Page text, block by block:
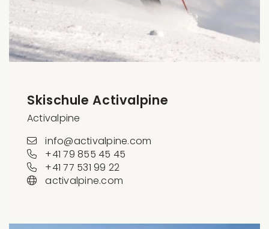
Skischule Activalpine
Activalpine
info@activalpine.com
+41 79 855 45 45
+41 77 531 99 22
activalpine.com